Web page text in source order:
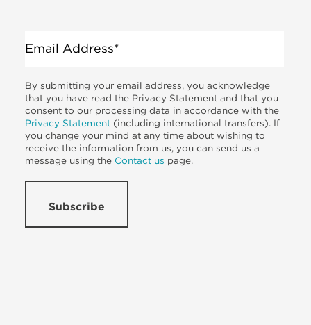
Email Address*
By submitting your email address, you acknowledge
that you have read the Privacy Statement and that you
consent to our processing data in accordance with the
Privacy Statement (including international transfers). If
you change your mind at any time about wishing to
receive the information from us, you can send us a
message using the Contact us page.
Subscribe